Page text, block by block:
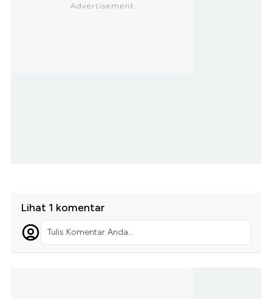
Lihat 1 komentar
Tulis Komentar Anda...